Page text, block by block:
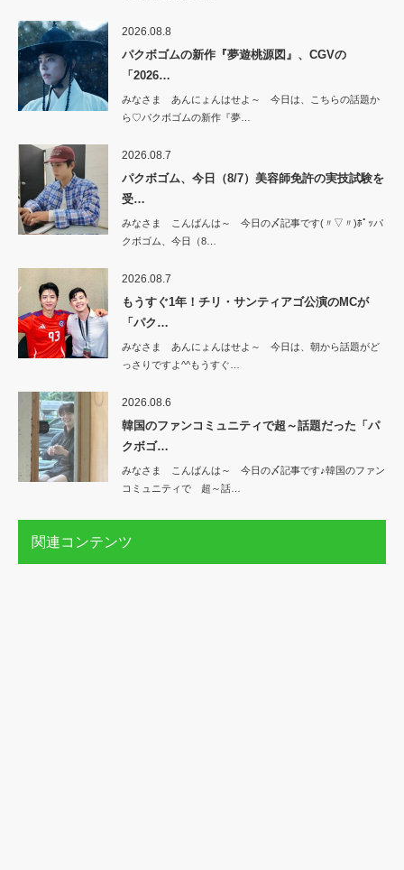
2026.08.8
パクボゴムの新作『夢遊桃源図』、CGVの
「2026…
みなさま あんにょんはせよ～ 今日は、こちらの話題か
ら♡パクボゴムの新作『夢…
2026.08.7
パクボゴム、今日（8/7）美容師免許の実技試験を
受…
みなさま こんばんは～ 今日の〆記事です(〃▽〃)ﾎﾟｯパ
クボゴム、今日（8…
2026.08.7
もうすぐ1年！チリ・サンティアゴ公演のMCが
「パク…
みなさま あんにょんはせよ～ 今日は、朝から話題がど
っさりですよ^^もうすぐ…
2026.08.6
韓国のファンコミュニティで超～話題だった「パ
クボゴ…
みなさま こんばんは～ 今日の〆記事です♪韓国のファン
コミュニティで 超～話…
関連コンテンツ